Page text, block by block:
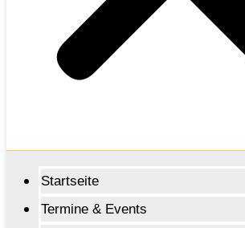
Startseite
Termine & Events